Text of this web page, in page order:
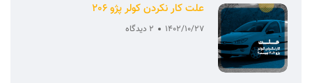
علت کار نکردن کولر پژو 206
1402/10/27 2 دیدگاه